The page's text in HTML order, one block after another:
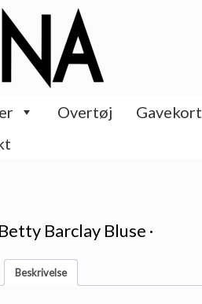
Overtøj Gavekort
Betty Barclay Bluse ·
Beskrivelse